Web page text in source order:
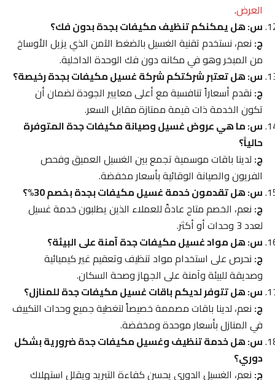
العرض.
س: هل يمكنكم تنظيف مكيفات بجدة بدون فك؟
ج: نعم، نستخدم تقنية الغسيل بالضغط الآمن الذي يزيل الأوساخ
من المبخر وهو في مكانه دون فك الوحدة الداخلية.
س: هل تعتبر شركتكم شركة غسيل مكيفات بجدة رخيصة؟
ج: نقدم أسعاراً تنافسية مع أعلى معايير الجودة لضمان أن
تكون الخدمة ذات قيمة ممتازة مقابل السعر.
س: ما هي عروض غسيل وصيانة مكيفات جدة المتوفرة
حالياً؟
ج: لدينا باقات موسمية تجمع بين الغسيل العميق وفحص
الفريون والصيانة الوقائية بأسعار مخفضة.
س: هل تقدمون خدمة غسيل مكيفات بجدة بخصم 30%؟
ج: نعم، الخصم متاح عادةً للعملاء الذين يطلبون خدمة غسيل
لعدد 3 وحدات أو أكثر.
س: هل مواد غسيل مكيفات جدة آمنة على البيئة؟
ج: نحرص على استخدام مواد تنظيف وتعقيم غير كيميائية
وصديقة للبيئة وآمنة على الجهاز وصحة السكان.
س: هل تتوفر لديكم باقات غسيل مكيفات جدة للمنازل؟
ج: نعم، لدينا باقات مصممة خصيصاً لتغطية جميع وحدات التكييف
في المنازل بأسعار موحدة ومخفضة.
س: هل خدمة تنظيف وغسيل مكيفات جدة ضرورية بشكل
دوري؟
ج: نعم، الغسيل الدوري يحسن كفاءة التبريد ويقلل استهلاك